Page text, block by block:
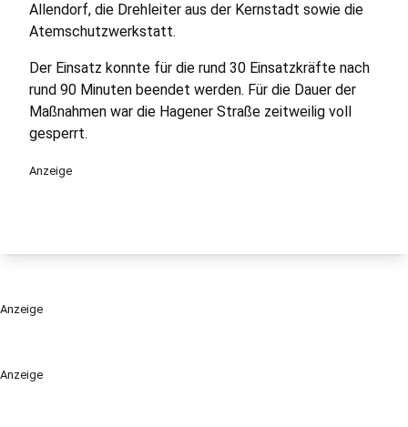
Anzeige
Allendorf, die Drehleiter aus der Kernstadt sowie die
Atemschutzwerkstatt.
Der Einsatz konnte für die rund 30 Einsatzkräfte nach
rund 90 Minuten beendet werden. Für die Dauer der
Maßnahmen war die Hagener Straße zeitweilig voll
gesperrt.
Anzeige
Anzeige